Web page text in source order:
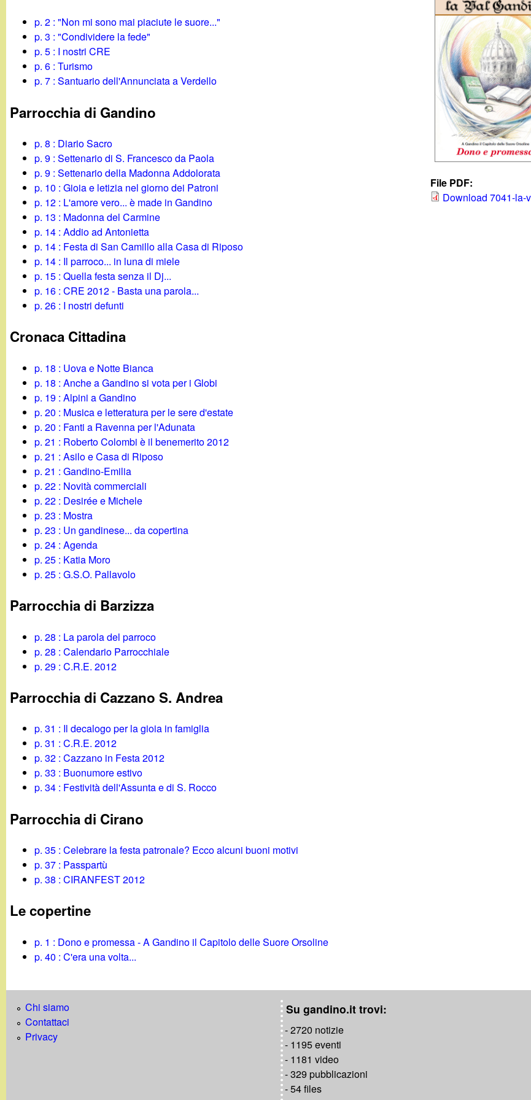
d
File PDF:
Download 7041-la-
p. 2 : "Non mi sono mai piaciute le suore..."
p. 3 : "Condividere la fede"
p. 5 : I nostri CRE
p. 6 : Turismo
p. 7 : Santuario dell'Annunciata a Verdello
Parrocchia di Gandino
p. 8 : Diario Sacro
p. 9 : Settenario di S. Francesco da Paola
p. 9 : Settenario della Madonna Addolorata
p. 10 : Gioia e letizia nel giorno dei Patroni
p. 12 : L'amore vero... è made in Gandino
p. 13 : Madonna del Carmine
p. 14 : Addio ad Antonietta
p. 14 : Festa di San Camillo alla Casa di Riposo
p. 14 : Il parroco... in luna di miele
p. 15 : Quella festa senza il Dj...
p. 16 : CRE 2012 - Basta una parola...
p. 26 : I nostri defunti
Cronaca Cittadina
p. 18 : Uova e Notte Bianca
p. 18 : Anche a Gandino si vota per i Globi
p. 19 : Alpini a Gandino
p. 20 : Musica e letteratura per le sere d'estate
p. 20 : Fanti a Ravenna per l'Adunata
p. 21 : Roberto Colombi è il benemerito 2012
p. 21 : Asilo e Casa di Riposo
p. 21 : Gandino-Emilia
p. 22 : Novità commerciali
p. 22 : Desirée e Michele
p. 23 : Mostra
p. 23 : Un gandinese... da copertina
p. 24 : Agenda
p. 25 : Katia Moro
p. 25 : G.S.O. Pallavolo
Parrocchia di Barzizza
p. 28 : La parola del parroco
p. 28 : Calendario Parrocchiale
p. 29 : C.R.E. 2012
Parrocchia di Cazzano S. Andrea
p. 31 : Il decalogo per la gioia in famiglia
p. 31 : C.R.E. 2012
p. 32 : Cazzano in Festa 2012
p. 33 : Buonumore estivo
p. 34 : Festività dell'Assunta e di S. Rocco
Parrocchia di Cirano
p. 35 : Celebrare la festa patronale? Ecco alcuni buoni motivi
p. 37 : Passpartù
p. 38 : CIRANFEST 2012
Le copertine
p. 1 : Dono e promessa - A Gandino il Capitolo delle Suore Orsoline
p. 40 : C'era una volta...
Chi siamo
Contattaci
Privacy
Su gandino.it trovi:
- 2720 notizie
- 1195 eventi
- 1181 video
- 329 pubblicazioni
- 54 files